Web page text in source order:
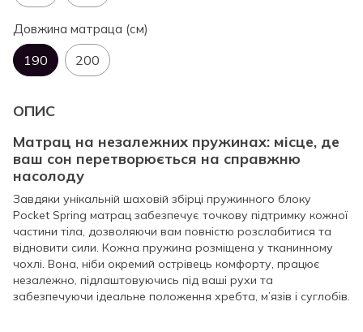
Довжина матраца (см)
190 200
ОПИС
Матрац на незалежних пружинах: місце, де
ваш сон перетворюється на справжню
насолоду
Завдяки унікальній шаховій збірці пружинного блоку
Pocket Spring матрац забезпечує точкову підтримку кожної
частини тіла, дозволяючи вам повністю розслабитися та
відновити сили. Кожна пружина розміщена у тканинному
чохлі. Вона, ніби окремий острівець комфорту, працює
незалежно, підлаштовуючись під ваші рухи та
забезпечуючи ідеальне положення хребта, м’язів і суглобів.